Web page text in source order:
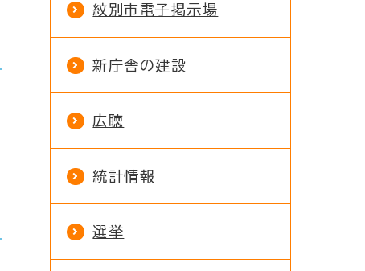
紋別市電子掲示場
新庁舎の建設
広聴
統計情報
選挙